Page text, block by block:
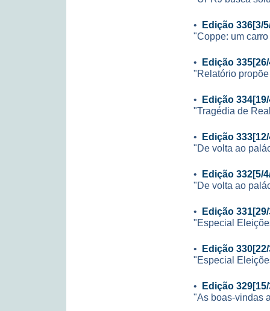
• Edição 336[3/
"Coppe: um
• Edição
"Relatório
• Edição
"Tragédia de
• Edição
"De volta ao
• Edição 332[5/
"De volta ao
• Edição
"Especial
• Edição
"Especial
• Edição
"As boas-vindas